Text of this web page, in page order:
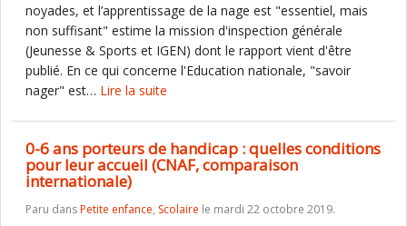
noyades, et l’apprentissage de la nage est "essentiel, mais
non suffisant" estime la mission d'inspection générale
(Jeunesse & Sports et IGEN) dont le rapport vient d'être
publié. En ce qui concerne l'Education nationale, "savoir
nager" est… Lire la suite
0-6 ans porteurs de handicap : quelles conditions
pour leur accueil (CNAF, comparaison
internationale)
Paru dansPetite enfance, Scolaire le mardi 22 octobre 2019.